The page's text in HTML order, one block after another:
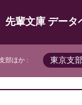
先輩文庫 データ
部ほか : 東京支